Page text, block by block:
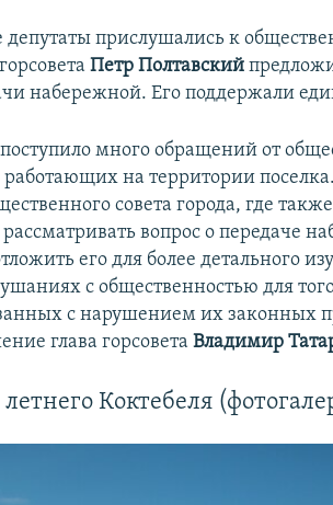
депутаты прислушались к
Петр Полтавский
набережной. Его поддержали
много обращений от
на территории поселка.
совета города, где
вопрос о передаче
его для более детального
с общественностью для
с нарушением их законных
глава горсоветаВладимир
Коктебеля